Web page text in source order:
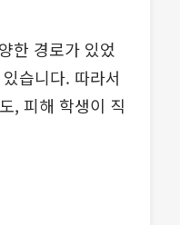
한 경로가 있었
습니다. 따라서
, 피해 학생이 직